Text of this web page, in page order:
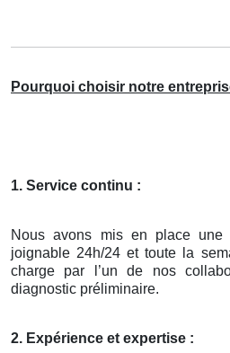
Pourquoi choisir notre
1. Service continu :
Nous avons mis en place une
joignable 24h/24 et toute la
charge par l’un de nos
diagnostic préliminaire.
2. Expérience et expertise :